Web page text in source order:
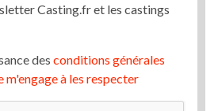
Casting.fr et les castings
des conditions générales
à les respecter